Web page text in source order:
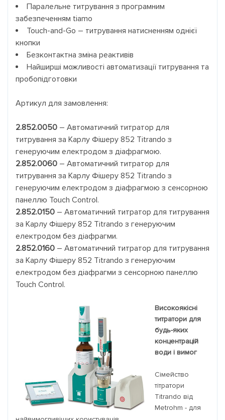
Паралельне титрування з програмним
забезпеченням tiamo
Touch-and-Go – титрування натисненням однієї
кнопки
Безконтактна зміна реактивів
Найширші можливості автоматизації титрування та
пробопідготовки
Артикул для замовлення:
2.852.0050 – Автоматичний титратор для
титрування за Карлу Фішеру 852 Titrando з
генеруючим електродом з діафрагмою.
2.852.0060 – Автоматичний титратор для
титрування за Карлу Фішеру 852 Titrando з
генеруючим електродом з діафрагмою з сенсорною
панеллю Touch Control.
2.852.0150 – Автоматичний титратор для титрування
за Карлу Фішеру 852 Titrando з генеруючим
електродом без діафрагми.
2.852.0160 – Автоматичний титратор для титрування
за Карлу Фішеру 852 Titrando з генеруючим
електродом без діафрагми з сенсорною панеллю
Touch Control.
Високоякісні
титратори для
будь-яких
концентрацій
води і вимог
Сімейство
тітратори
Titrando від
Metrohm - для